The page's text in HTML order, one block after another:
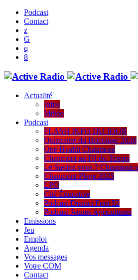
Podcast
Contact
Actualité
Infos
Météo
Podcast
FLASH INFO DU JOUR
Quinzaine du Bricolage 2026
One Health Chaumont
Chaumont au Fil du Temps
Le Saviez-vous ? Chaumont
Chaumont Plage 2025
LPO
Cité Éducative
Podcast District Foot 52
Podcast Jeunes Agriculteurs
Emissions
Jeu
Emploi
Agenda
Vos messages
Votre COM
Contact